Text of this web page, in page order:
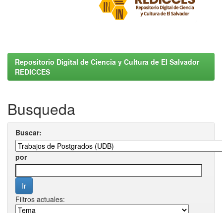
Repositorio Digital de Ciencia y Cultura de El Salvador
REDICCES
Busqueda
Buscar:
por
Filtros actuales: